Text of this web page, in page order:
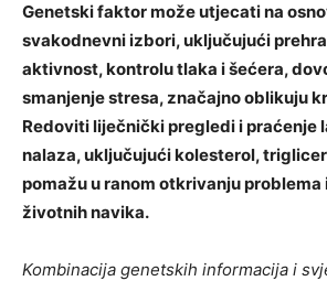
Genetski faktor može utjecati na
svakodnevni izbori, uključujući
aktivnost, kontrolu tlaka i šećera,
smanjenje stresa, značajno oblikuju
Redoviti liječnički pregledi i praćenje
nalaza, uključujući kolesterol,
pomažu u ranom otkrivanju
životnih navika.
Kombinacija genetskih informacija i